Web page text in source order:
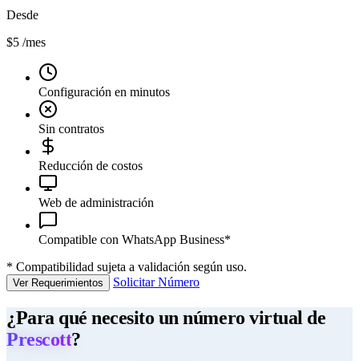
Desde
$5 /mes
Configuración en minutos
Sin contratos
Reducción de costos
Web de administración
Compatible con WhatsApp Business*
* Compatibilidad sujeta a validación según uso.
Ver Requerimientos Solicitar Número
¿Para qué necesito un número virtual de
Prescott?